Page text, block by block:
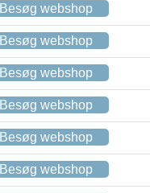
Besøg webshop
Besøg webshop
Besøg webshop
Besøg webshop
Besøg webshop
Besøg webshop